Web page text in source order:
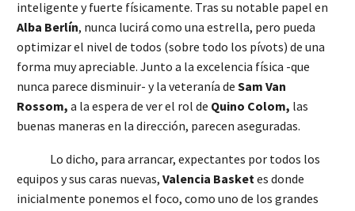
inteligente y fuerte físicamente. Tras su notable papel en
Alba Berlín, nunca lucirá como una estrella, pero pueda
optimizar el nivel de todos (sobre todo los pívots) de una
forma muy apreciable. Junto a la excelencia física -que
nunca parece disminuir- y la veteranía de Sam Van
Rossom, a la espera de ver el rol de Quino Colom, las
buenas maneras en la dirección, parecen aseguradas.
Lo dicho, para arrancar, expectantes por todos los
equipos y sus caras nuevas, Valencia Basketes donde
inicialmente ponemos el foco, como uno de los grandes